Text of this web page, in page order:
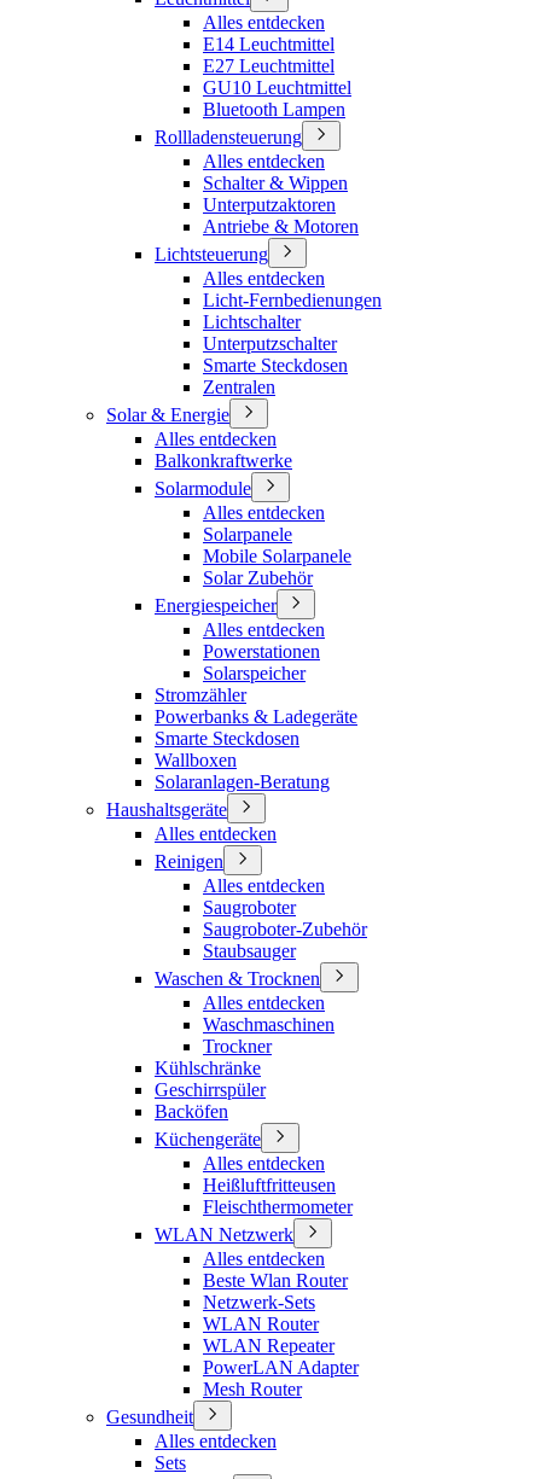
Alles entdecken
E14 Leuchtmittel
E27 Leuchtmittel
GU10 Leuchtmittel
Bluetooth Lampen
Rollladensteuerung
Alles entdecken
Schalter & Wippen
Unterputzaktoren
Antriebe & Motoren
Lichtsteuerung
Alles entdecken
Licht-Fernbedienungen
Lichtschalter
Unterputzschalter
Smarte Steckdosen
Zentralen
Solar & Energie
Alles entdecken
Balkonkraftwerke
Solarmodule
Alles entdecken
Solarpanele
Mobile Solarpanele
Solar Zubehör
Energiespeicher
Alles entdecken
Powerstationen
Solarspeicher
Stromzähler
Powerbanks & Ladegeräte
Smarte Steckdosen
Wallboxen
Solaranlagen-Beratung
Haushaltsgeräte
Alles entdecken
Reinigen
Alles entdecken
Saugroboter
Saugroboter-Zubehör
Staubsauger
Waschen & Trocknen
Alles entdecken
Waschmaschinen
Trockner
Kühlschränke
Geschirrspüler
Backöfen
Küchengeräte
Alles entdecken
Heißluftfritteusen
Fleischthermometer
WLAN Netzwerk
Alles entdecken
Beste Wlan Router
Netzwerk-Sets
WLAN Router
WLAN Repeater
PowerLAN Adapter
Mesh Router
Gesundheit
Alles entdecken
Sets